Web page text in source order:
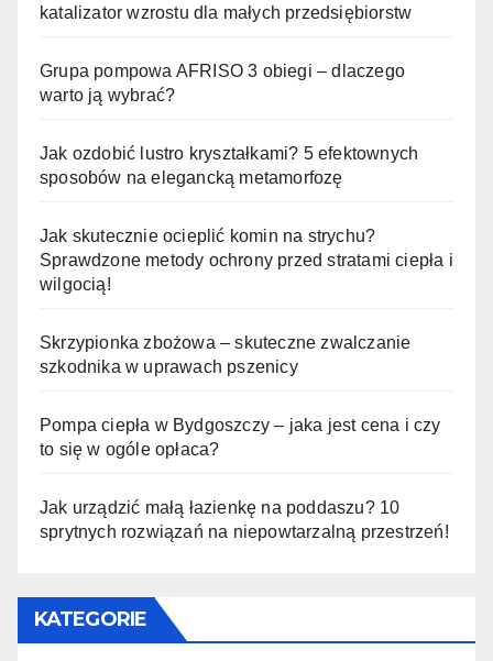
katalizator wzrostu dla małych przedsiębiorstw
Grupa pompowa AFRISO 3 obiegi – dlaczego
warto ją wybrać?
Jak ozdobić lustro kryształkami? 5 efektownych
sposobów na elegancką metamorfozę
Jak skutecznie ocieplić komin na strychu?
Sprawdzone metody ochrony przed stratami ciepła i
wilgocią!
Skrzypionka zbożowa – skuteczne zwalczanie
szkodnika w uprawach pszenicy
Pompa ciepła w Bydgoszczy – jaka jest cena i czy
to się w ogóle opłaca?
Jak urządzić małą łazienkę na poddaszu? 10
sprytnych rozwiązań na niepowtarzalną przestrzeń!
KATEGORIE